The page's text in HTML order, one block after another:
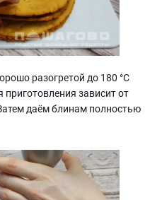
разогретой до 180 °С
зависит от
даём блинам полностью